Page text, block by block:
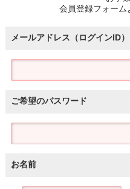
会員登録フォーム
メールアドレス（ログインID）
ご希望のパスワード
お名前